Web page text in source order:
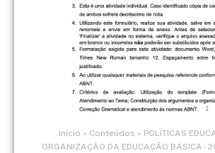
Início » Conteúdos » POLÍTICAS
ORGANIZAÇÃO DA EDUCAÇÃO BÁSICA -